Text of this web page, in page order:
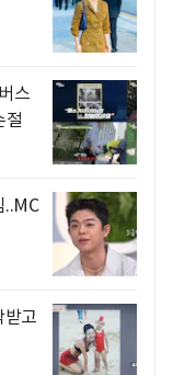
스
절
..MC
받고